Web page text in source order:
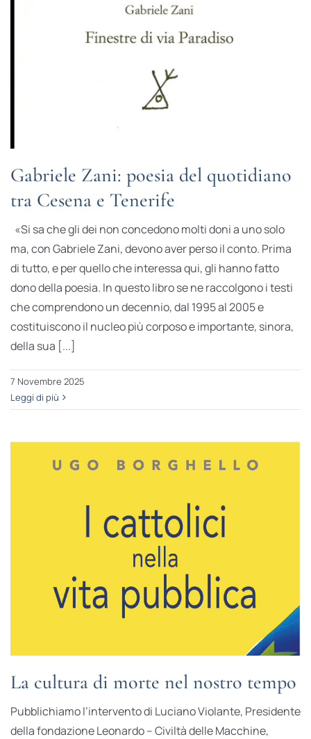
Gabriele Zani: poesia del quotidiano
tra Cesena e Tenerife
«Si sa che gli dei non concedono molti doni a uno solo
ma, con Gabriele Zani, devono aver perso il conto. Prima
di tutto, e per quello che interessa qui, gli hanno fatto
dono della poesia. In questo libro se ne raccolgono i testi
che comprendono un decennio, dal 1995 al 2005 e
costituiscono il nucleo più corposo e importante, sinora,
della sua [...]
7 Novembre 2025
Leggi di più
La cultura di morte nel nostro tempo
Pubblichiamo l’intervento di Luciano Violante, Presidente
della fondazione Leonardo – Civiltà delle Macchine,